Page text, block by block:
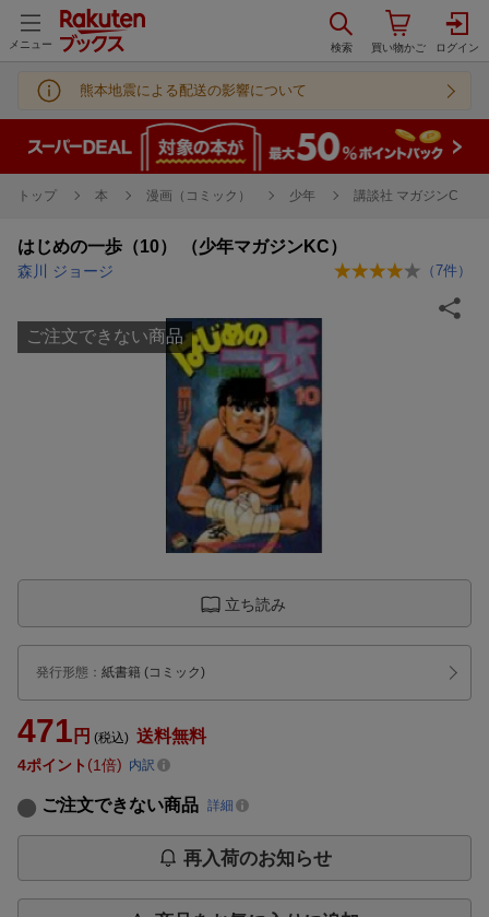
メニュー
熊本地震による配送の影響について
トップ 本 漫画（コミック） 少年 講談社 マガジンC
はじめの一歩（10） （少年マガジンKC）
森川 ジョージ （7件）
ご注文できない商品
立ち読み
発行形態 ： 紙書籍 (コミック)
471 円 (税込) 送料無料
4ポイント 1倍 内訳
ご注文できない商品 詳細
再入荷のお知らせ